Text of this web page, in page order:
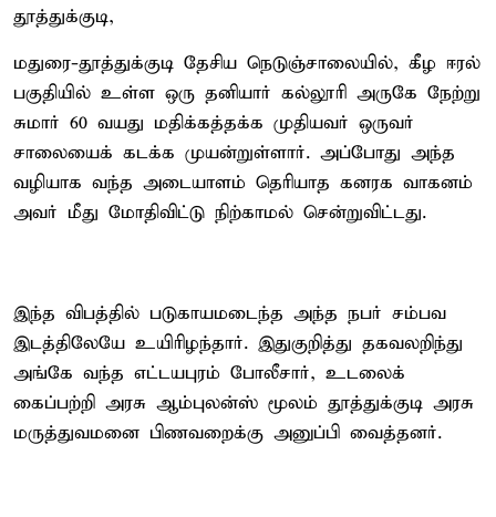
தூத்துக்குடி,
மதுரை-தூத்துக்குடி தேசிய நெடுஞ்சாலையில், கீழ ஈரல்
பகுதியில் உள்ள ஒரு தனியார் கல்லூரி அருகே நேற்று
சுமார் 60 வயது மதிக்கத்தக்க முதியவர் ஒருவர்
சாலையைக் கடக்க முயன்றுள்ளார். அப்போது அந்த
வழியாக வந்த அடையாளம் தெரியாத கனரக வாகனம்
அவர் மீது மோதிவிட்டு நிற்காமல் சென்றுவிட்டது.
இந்த விபத்தில் படுகாயமடைந்த அந்த நபர் சம்பவ
இடத்திலேயே உயிரிழந்தார். இதுகுறித்து தகவலறிந்து
அங்கே வந்த எட்டயபுரம் போலீசார், உடலைக்
கைப்பற்றி அரசு ஆம்புலன்ஸ் மூலம் தூத்துக்குடி அரசு
மருத்துவமனை பிணவறைக்கு அனுப்பி வைத்தனர்.